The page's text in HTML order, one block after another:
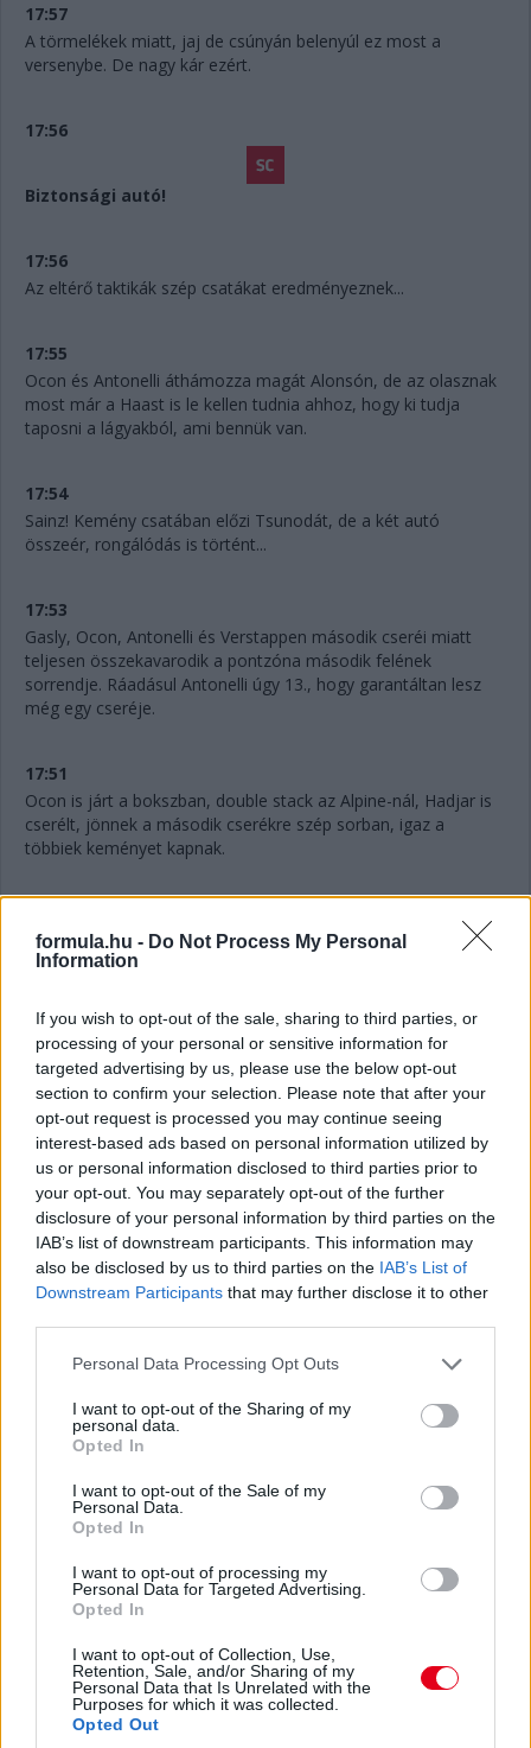
formula.hu - Do Not Process My Personal
Information
If you wish to opt-out of the sale, sharing to third parties, or
processing of your personal or sensitive information for
targeted advertising by us, please use the below opt-out
section to confirm your selection. Please note that after your
opt-out request is processed you may continue seeing
interest-based ads based on personal information utilized by
us or personal information disclosed to third parties prior to
your opt-out. You may separately opt-out of the further
disclosure of your personal information by third parties on the
IAB’s list of downstream participants. This information may
also be disclosed by us to third parties on the IAB’s List of
Downstream Participants that may further disclose it to other
Please note that this website/app uses one or more Google
not limited to your visit or usage behaviour. You may click to
grant or deny consent to Google and its third-party tags to
use your data for below specified purposes in below Google
consent section.
Personal Data Processing Opt Outs
I want to opt-out of the Sharing of my
personal data.
Opted In
I want to opt-out of the Sale of my
Personal Data.
Opted In
I want to opt-out of processing my
Personal Data for Targeted Advertising.
Opted In
I want to opt-out of Collection, Use,
Retention, Sale, and/or Sharing of my
Personal Data that Is Unrelated with the
Purposes for which it was collected.
Opted Out
17:57
A törmelékek miatt, jaj de csúnyán belenyúl ez most a
versenybe. De nagy kár ezért.
17:56
Biztonsági autó!
17:56
Az eltérő taktikák szép csatákat eredményeznek...
17:55
Ocon és Antonelli áthámozza magát Alonsón, de az olasznak
most már a Haast is le kellen tudnia ahhoz, hogy ki tudja
taposni a lágyakból, ami bennük van.
17:54
Sainz! Kemény csatában előzi Tsunodát, de a két autó
összeér, rongálódás is történt...
17:53
Gasly, Ocon, Antonelli és Verstappen második cseréi miatt
teljesen összekavarodik a pontzóna második felének
sorrendje. Ráadásul Antonelli úgy 13., hogy garantáltan lesz
még egy cseréje.
17:51
Ocon is járt a bokszban, double stack az Alpine-nál, Hadjar is
cserélt, jönnek a második cserékre szép sorban, igaz a
többiek keményet kapnak.
Na ezt nem láttuk jönni, ahogy az angol mondja. Antonelli
féltáv előttLÁGYAKAT
17:48
Hihetetlen.Verstappennek ezúttal nem tudták leszedni a
jobb elsőjét, így aztán a második cseréje után a tökutolsó
helyre jön vissza. Persze ebben az is benne van, hogy egyedül
ő cserélt kétszer eddig, féltáv előtt visszarakták a
közepeseket.
17:47
Piastriról nem ejtettünk mostanában egy árva szót sem. Nos,
hat másodperccel vezet Russell előtt, Leclerc tempóját
Leclerc már Russellre zárkózik fel, hamarosan támadási
közelségben lesz.
Ocont Antonelli és Verstappen nem tudta megelőzni. De most
elé, Hamilton meg hetediknek Antonelli elé. Beválni látszik a
Ferrari taktikája!